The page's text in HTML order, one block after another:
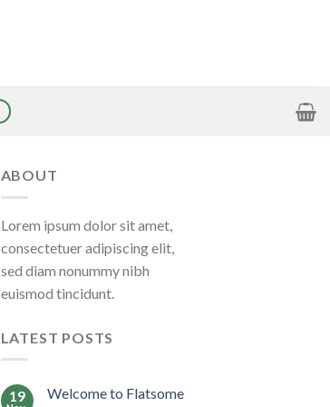
ABOUT
Lorem ipsum dolor sit amet,
consectetuer adipiscing elit,
sed diam nonummy nibh
euismod tincidunt.
LATEST POSTS
19 Welcome to Flatsome